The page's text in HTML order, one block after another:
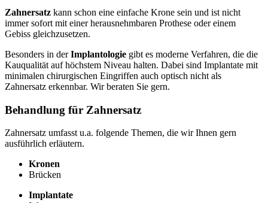
Zahnersatz kann schon eine einfache Krone sein und ist nicht
immer sofort mit einer herausnehmbaren Prothese oder einem
Gebiss gleichzusetzen.
Besonders in derImplantologie gibt es moderne Verfahren, die die
Kauqualität auf höchstem Niveau halten. Dabei sind Implantate mit
minimalen chirurgischen Eingriffen auch optisch nicht als
Zahnersatz erkennbar. Wir beraten Sie gern.
Behandlung für Zahnersatz
Zahnersatz umfasst u.a. folgende Themen, die wir Ihnen gern
ausführlich erläutern.
Kronen
Brücken
Implantate